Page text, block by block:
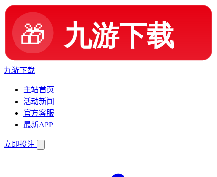
九游下载
主站首页
活动新闻
官方客服
最新APP
立即投注